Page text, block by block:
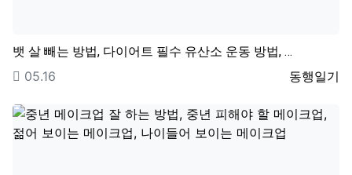
뱃 살 빼는 방법, 다이어트 필수 유산소 운동 방법, …
등록자
동행일기
등록일
05.16